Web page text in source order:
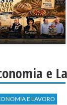
e
E LAVORO